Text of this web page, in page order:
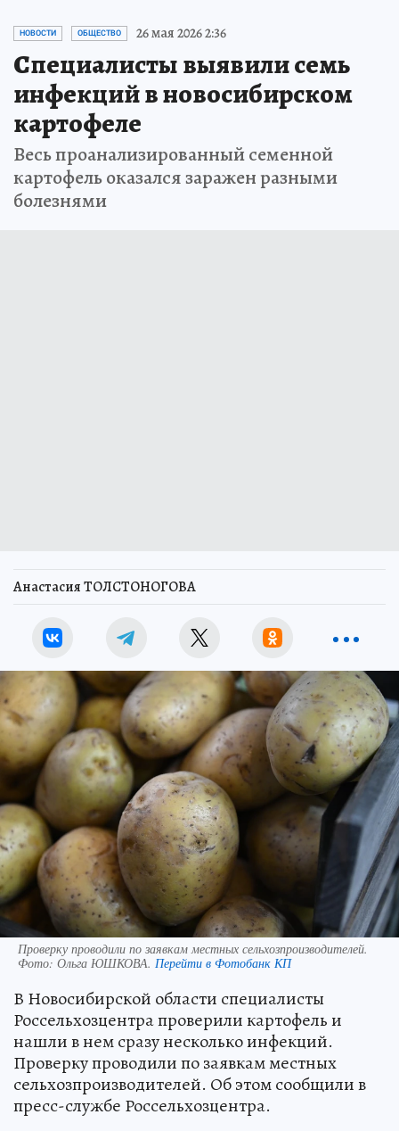
НОВОСТИ ОБЩЕСТВО 26 мая 2026 2:36
Специалисты выявили семь
инфекций в новосибирском
картофеле
Весь проанализированный семенной
картофель оказался заражен разными
болезнями
Анастасия ТОЛСТОНОГОВА
Проверку проводили по заявкам местных сельхозпроизводителей.
Фото: Ольга ЮШКОВА. Перейти в Фотобанк КП
В Новосибирской области специалисты
Россельхозцентра проверили картофель и
нашли в нем сразу несколько инфекций.
Проверку проводили по заявкам местных
сельхозпроизводителей. Об этом сообщили в
пресс-службе Россельхозцентра.